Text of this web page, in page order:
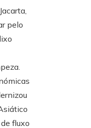
pelo
fluxo